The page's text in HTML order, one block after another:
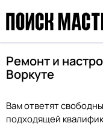
Ремонт и
Воркуте
Вам ответят
подходящей